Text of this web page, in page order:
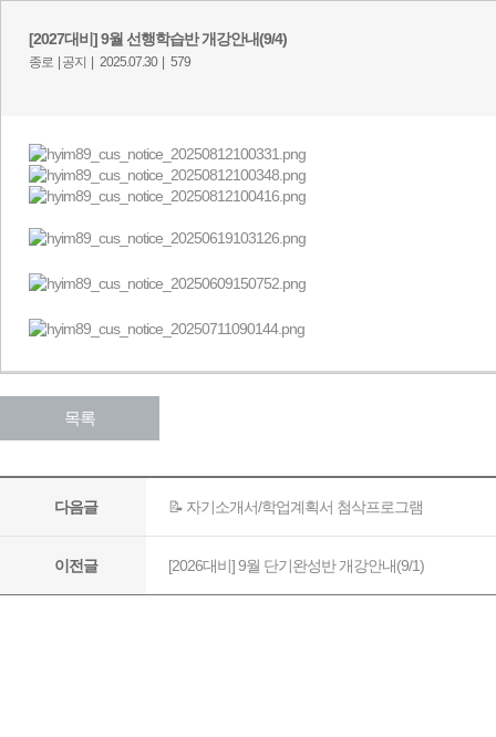
[2027대비] 9월 선행학습반 개강안내(9/4)
종로 | 공지 | 2025.07.30 | 579
목록
다음글 📝 자기소개서/학업계획서 첨삭프로그램
이전글 [2026대비] 9월 단기완성반 개강안내(9/1)